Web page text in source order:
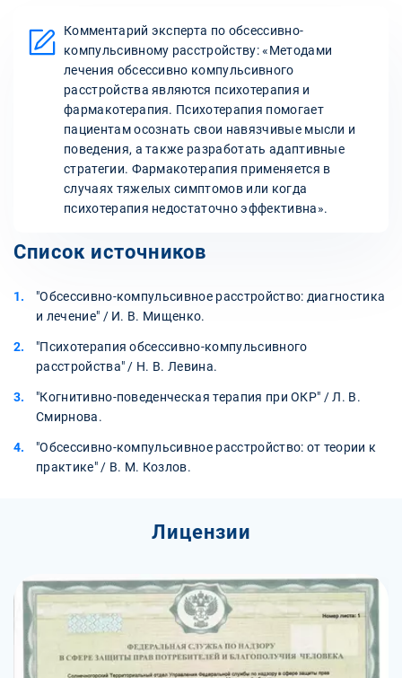
Комментарий эксперта по обсессивно-
компульсивному расстройству: «Методами
лечения обсессивно компульсивного
расстройства являются психотерапия и
фармакотерапия. Психотерапия помогает
пациентам осознать свои навязчивые мысли и
поведения, а также разработать адаптивные
стратегии. Фармакотерапия применяется в
случаях тяжелых симптомов или когда
психотерапия недостаточно эффективна».
Список источников
"Обсессивно-компульсивное расстройство: диагностика
и лечение" / И. В. Мищенко.
"Психотерапия обсессивно-компульсивного
расстройства" / Н. В. Левина.
"Когнитивно-поведенческая терапия при ОКР" / Л. В.
Смирнова.
"Обсессивно-компульсивное расстройство: от теории к
практике" / В. М. Козлов.
Лицензии